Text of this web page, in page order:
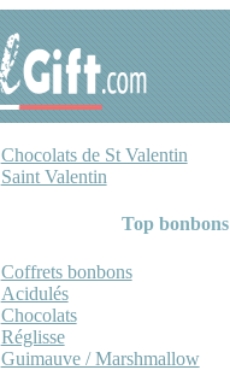
Chocolats de St Valentin
Saint Valentin
Top bonbons
Coffrets bonbons
Acidulés
Chocolats
Réglisse
Guimauve / Marshmallow